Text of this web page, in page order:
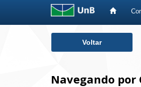
Voltar
Navegando por